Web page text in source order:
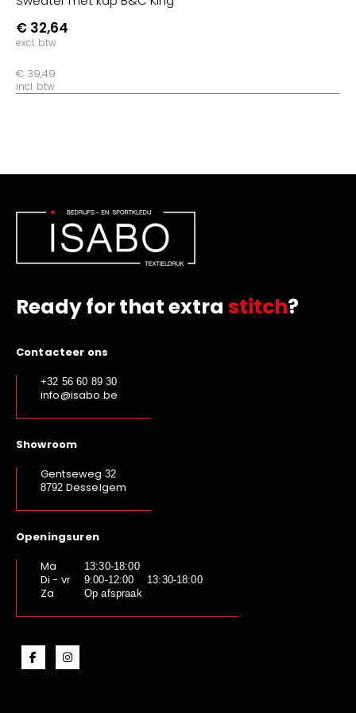
€ 32,64
excl. btw
€ 39,49
incl. btw
Ready for that extra stitch?
Contacteer ons
+32 56 60 89 30
info@isabo.be
Showroom
Gentseweg 32
8792 Desselgem
Openingsuren
Ma
13:30-18:00
Di - vr 9:00-12:00 13:30-18:00
Za Op afspraak